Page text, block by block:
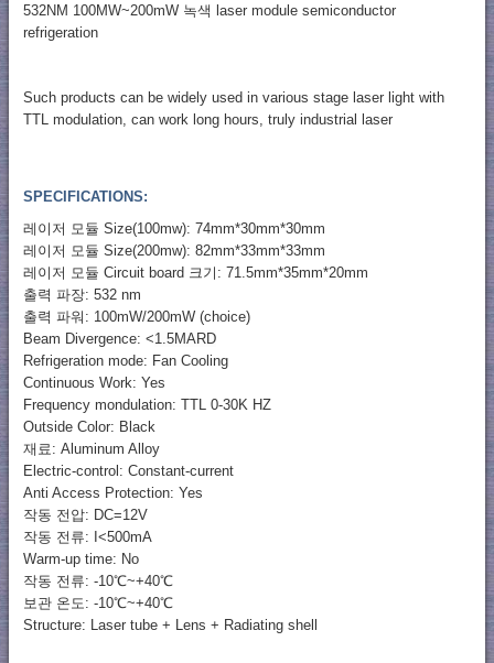
532NM 100MW~200mW 녹색 laser module semiconductor
refrigeration
Such products can be widely used in various stage laser light with
TTL modulation, can work long hours, truly industrial laser
SPECIFICATIONS:
레이저 모듈 Size(100mw): 74mm*30mm*30mm
레이저 모듈 Size(200mw): 82mm*33mm*33mm
레이저 모듈 Circuit board 크기: 71.5mm*35mm*20mm
출력 파장: 532 nm
출력 파워: 100mW/200mW (choice)
Beam Divergence: <1.5MARD
Refrigeration mode: Fan Cooling
Continuous Work: Yes
Frequency mondulation: TTL 0-30K HZ
Outside Color: Black
재료: Aluminum Alloy
Electric-control: Constant-current
Anti Access Protection: Yes
작동 전압: DC=12V
작동 전류: I<500mA
Warm-up time: No
작동 전류: -10℃~+40℃
보관 온도: -10℃~+40℃
Structure: Laser tube + Lens + Radiating shell